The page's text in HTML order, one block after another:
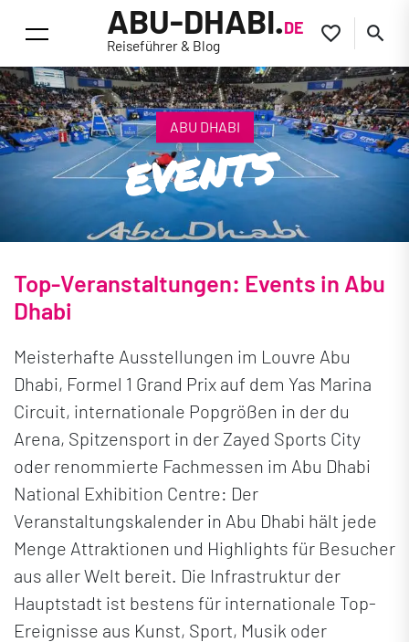
ABU-DHABI.DE
Reiseführer & Blog
 
ABU DHABI
EVENTS
Top-Veranstaltungen: Events in Abu
Dhabi
Meisterhafte Ausstellungen im Louvre Abu
Dhabi, Formel 1 Grand Prix auf dem Yas Marina
Circuit, internationale Popgrößen in der du
Arena, Spitzensport in der Zayed Sports City
oder renommierte Fachmessen im Abu Dhabi
National Exhibition Centre: Der
Veranstaltungskalender in Abu Dhabi hält jede
Menge Attraktionen und Highlights für Besucher
aus aller Welt bereit. Die Infrastruktur der
Hauptstadt ist bestens für internationale Top-
Ereignisse aus Kunst, Sport, Musik oder